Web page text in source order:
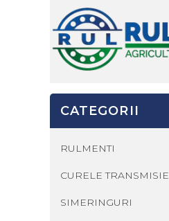
CATEGORII
RULMENTI
CURELE TRANSMISIE
SIMERINGURI